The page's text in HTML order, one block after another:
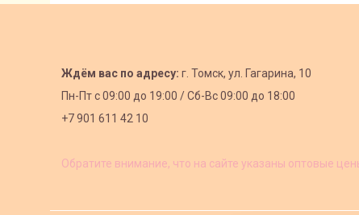
Ждём вас по адресу: г. Томск, ул. Гагарина, 10
Пн-Пт с09:00 до 19:00 /Сб-Вс 09:00 до 18:00
+7 901 611 42 10
Обратите внимание, что на сайте указаны оптовые